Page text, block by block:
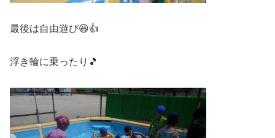
最後は自由遊び😆👍
浮き輪に乗ったり🎵